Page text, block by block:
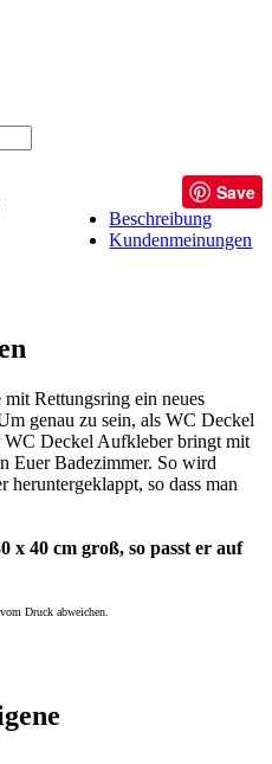
Save
Beschreibung
Kundenmeinungen
Rettungsring ein neues
genau zu sein, als WC Deckel
Deckel Aufkleber bringt mit
Euer Badezimmer. So wird
so dass man
x 40 cm groß, so passt er auf
Druck abweichen.